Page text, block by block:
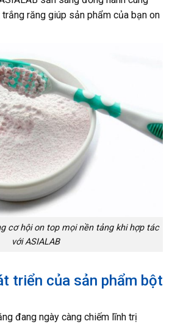
răng giúp sản phẩm của bạn on
cơ hội on top mọi nền tảng khi hợp tác
với ASIALAB
triển của sản phẩm bột
đang ngày càng chiếm lĩnh trị